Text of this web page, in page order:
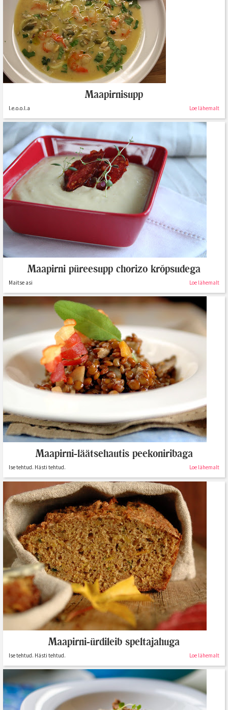
Maapirnisupp
l.e.o.o.l.a Loe lähemalt
Maapirni püreesupp chorizo krõpsudega
Maitse asi Loe lähemalt
Maapirni-läätsehautis peekoniribaga
Ise tehtud. Hästi tehtud. Loe lähemalt
Maapirni-ürdileib speltajahuga
Ise tehtud. Hästi tehtud. Loe lähemalt